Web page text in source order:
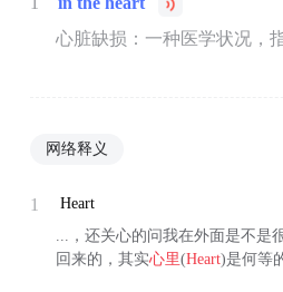
心脏缺损：一种医学状况，
网络释义
1
Heart
...，还关心的问我在外面是不
回来的，其实心里(Heart)是何等